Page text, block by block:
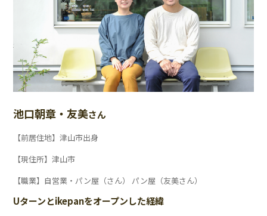
池口朝章・友美さん
【前居住地】津山市出身
【現住所】津山市
【職業】自営業・パン屋（さん） パン屋（友美さん）
Uターンとikepanをオープンした経緯